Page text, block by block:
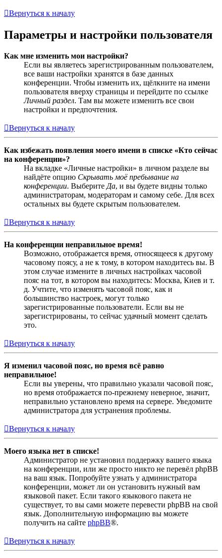
Вернуться к началу
Параметры и настройки пользователя
Как мне изменить мои настройки?
Если вы являетесь зарегистрированным пользователем,
все ваши настройки хранятся в базе данных
конференции. Чтобы изменить их, щёлкните на имени
пользователя вверху страницы и перейдите по ссылке
Личный раздел. Там вы можете изменить все свои
настройки и предпочтения.
Вернуться к началу
Как избежать появления моего имени в списке «Кто сейчас
на конференции»?
На вкладке «Личные настройки» в личном разделе вы
найдёте опцию Скрывать моё пребывание на
конференции. Выберите Да, и вы будете видны только
администраторам, модераторам и самому себе. Для всех
остальных вы будете скрытым пользователем.
Вернуться к началу
На конференции неправильное время!
Возможно, отображается время, относящееся к другому
часовому поясу, а не к тому, в котором находитесь вы. В
этом случае измените в личных настройках часовой
пояс на тот, в котором вы находитесь: Москва, Киев и т.
д. Учтите, что изменять часовой пояс, как и
большинство настроек, могут только
зарегистрированные пользователи. Если вы не
зарегистрированы, то сейчас удачный момент сделать
это.
Вернуться к началу
Я изменил часовой пояс, но время всё равно
неправильное!
Если вы уверены, что правильно указали часовой пояс,
но время отображается по-прежнему неверное, значит,
неправильно установлено время на сервере. Уведомите
администратора для устранения проблемы.
Вернуться к началу
Моего языка нет в списке!
Администратор не установил поддержку вашего языка
на конференции, или же просто никто не перевёл phpBB
на ваш язык. Попробуйте узнать у администратора
конференции, может ли он установить нужный вам
языковой пакет. Если такого языкового пакета не
существует, то вы сами можете перевести phpBB на свой
язык. Дополнительную информацию вы можете
получить на сайте phpBB®.
Вернуться к началу